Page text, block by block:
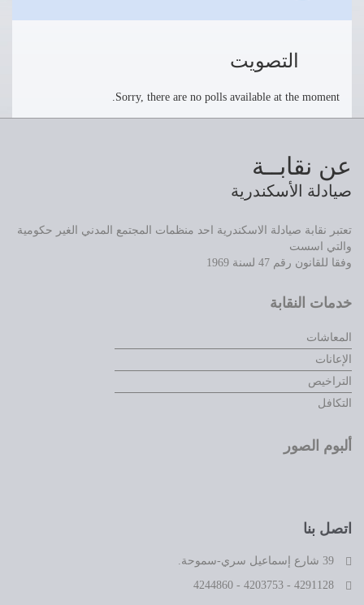
التصويت
Sorry, there are no polls available at the moment.
عن نقابــة
صيادلة الأسكندرية
تعتبر نقابة صيادلة الاسكندرية احد منظمات المجتمع المدني الغير حكومية
والتي اسست
وفقا للقانون رقم 47 لسنة 1969
خدمات النقابة
المعاشات
الإعانات
التراخيص
التكافل
ألبوم الصور
اتصل بنا